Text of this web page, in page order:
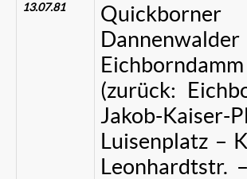
13.07.81
(zurück:
Jakob-
Luisenplatz –
Leonhardtstr.